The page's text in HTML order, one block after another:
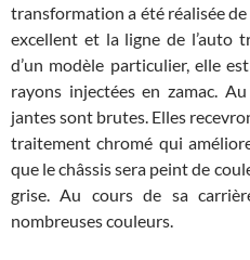
transformation a été réalisée
excellent et la ligne de l’auto
d’un modèle particulier, elle
rayons injectées en zamac.
jantes sont brutes. Elles
traitement chromé qui
que le châssis sera peint de
grise. Au cours de sa
nombreuses couleurs.